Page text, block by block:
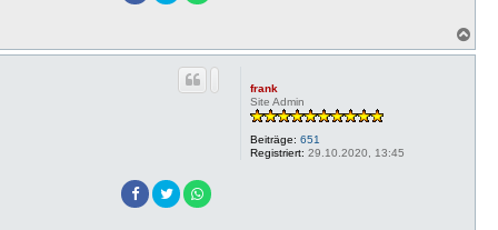
a
frank
Site Admin
Beiträge: 651
Registriert: 29.10.2020, 13:45